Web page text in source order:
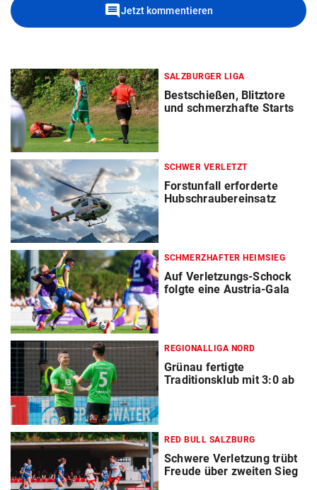
commentJetzt kommentieren
SALZBURGER LIGA
Bestschießen, Blitztore
und schmerzhafte Starts
SCHWER VERLETZT
Forstunfall erforderte
Hubschraubereinsatz
SCHMERZHAFTER HEIMSIEG
Auf Verletzungs-Schock
folgte eine Austria-Gala
REGIONALLIGA NORD
Grünau fertigte
Traditionsklub mit 3:0 ab
RED BULL SALZBURG
Schwere Verletzung trübt
Freude über zweiten Sieg